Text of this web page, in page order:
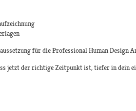
für die Professional Human Design
jetzt der richtige Zeitpunkt ist, tiefer in dein